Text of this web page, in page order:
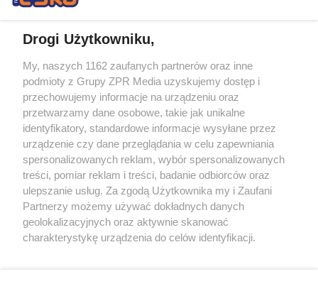
Żaden utwór zamieszczony w serwisie nie może być powielany i
rozpowszechniany lub dalej rozpowszechniany w jakikolwiek sposób (w
tym także elektroniczny lub mechaniczny) na jakimkolwiek polu
eksploatacji w jakiejkolwiek formie, włącznie z umieszczaniem w
Internecie bez pisemnej zgody właściciela praw. Jakiekolwiek użycie lub
wykorzystanie utworów w całości lub w części z naruszeniem prawa,
tzn. bez właściwej zgody, jest zabronione pod groźbą kary i może być
ścigane prawnie.
Drogi Użytkowniku,
My, naszych 1162 zaufanych partnerów oraz inne
podmioty z Grupy ZPR Media uzyskujemy dostęp i
przechowujemy informacje na urządzeniu oraz
przetwarzamy dane osobowe, takie jak unikalne
identyfikatory, standardowe informacje wysyłane przez
urządzenie czy dane przeglądania w celu zapewniania
spersonalizowanych reklam, wybór spersonalizowanych
treści, pomiar reklam i treści, badanie odbiorców oraz
ulepszanie usług. Za zgodą Użytkownika my i Zaufani
Partnerzy możemy używać dokładnych danych
geolokalizacyjnych oraz aktywnie skanować
charakterystykę urządzenia do celów identyfikacji.